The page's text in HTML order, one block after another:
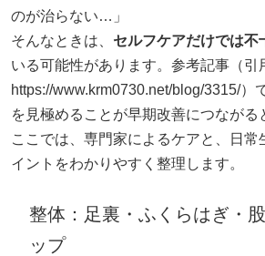
のが治らない…」
そんなときは、 セルフケアだけでは不
いる可能性があります。参考記事（引
https://www.krm0730.net/blog/3315/）
を見極めることが早期改善につながる
ここでは、専門家によるケアと、日常
イントをわかりやすく整理します。
整体：足裏・ふくらはぎ・
ップ